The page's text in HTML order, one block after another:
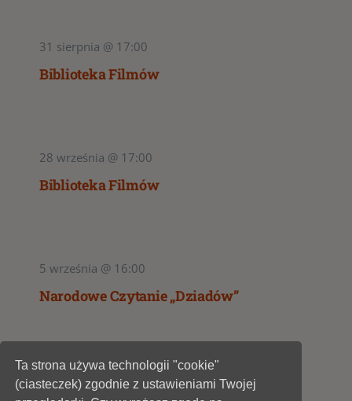
31 sierpnia @ 17:00
Biblioteka Filmów
28 września @ 17:00
Biblioteka Filmów
5 września @ 16:00
Narodowe Czytanie „Dziadów”
1
Ta strona używa technologii "cookie"
(ciasteczek) zgodnie z ustawieniami Twojej